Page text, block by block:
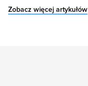
Zobacz więcej artykułów